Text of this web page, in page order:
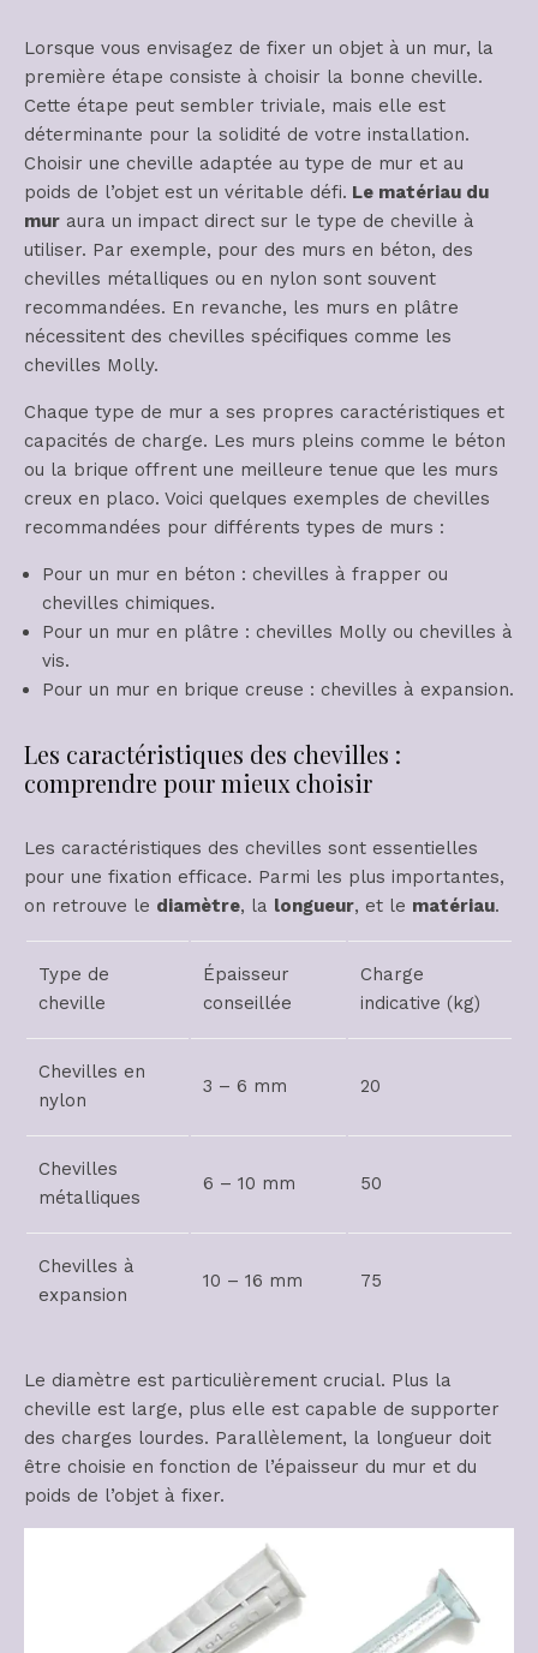
Lorsque vous envisagez de fixer un objet à un mur, la
première étape consiste à choisir la bonne cheville.
Cette étape peut sembler triviale, mais elle est
déterminante pour la solidité de votre installation.
Choisir une cheville adaptée au type de mur et au
poids de l’objet est un véritable défi. Le matériau du
mur aura un impact direct sur le type de cheville à
utiliser. Par exemple, pour des murs en béton, des
chevilles métalliques ou en nylon sont souvent
recommandées. En revanche, les murs en plâtre
nécessitent des chevilles spécifiques comme les
chevilles Molly.
Chaque type de mur a ses propres caractéristiques et
capacités de charge. Les murs pleins comme le béton
ou la brique offrent une meilleure tenue que les murs
creux en placo. Voici quelques exemples de chevilles
recommandées pour différents types de murs :
Pour un mur en béton : chevilles à frapper ou
chevilles chimiques.
Pour un mur en plâtre : chevilles Molly ou chevilles à
vis.
Pour un mur en brique creuse : chevilles à expansion.
Les caractéristiques des chevilles :
comprendre pour mieux choisir
Les caractéristiques des chevilles sont essentielles
pour une fixation efficace. Parmi les plus importantes,
on retrouve le diamètre, la longueur, et le matériau.
Type de
cheville
Épaisseur
conseillée
Charge
indicative (kg)
Chevilles en
nylon
3 – 6 mm 20
Chevilles
métalliques
6 – 10 mm 50
Chevilles à
expansion
10 – 16 mm 75
Le diamètre est particulièrement crucial. Plus la
cheville est large, plus elle est capable de supporter
des charges lourdes. Parallèlement, la longueur doit
être choisie en fonction de l’épaisseur du mur et du
poids de l’objet à fixer.